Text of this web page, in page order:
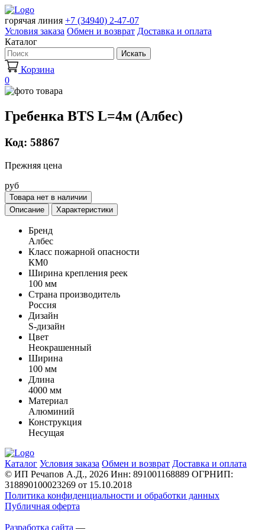
горячая линия +7 (34940) 2-47-07
Условия заказа Обмен и возврат Доставка и оплата
Каталог
Искать
Корзина
0
Гребенка BTS L=4м (Албес)
Код: 58867
Прежняя цена
руб
Товара нет в наличии
Описание
Характеристики
Бренд
Албес
Класс пожарной опасности
КМ0
Ширина крепления реек
100 мм
Страна производитель
Россия
Дизайн
S-дизайн
Цвет
Неокрашенный
Ширина
100 мм
Длина
4000 мм
Материал
Алюминий
Конструкция
Несущая
Каталог Условия заказа Обмен и возврат Доставка и оплата
© ИП Речапов А.Д., 2026 Инн: 891001168889 ОГРНИП:
318890100023269 от 15.10.2018
Политика конфиденциальности и обработки данных
Публичная оферта
Разработка сайта —